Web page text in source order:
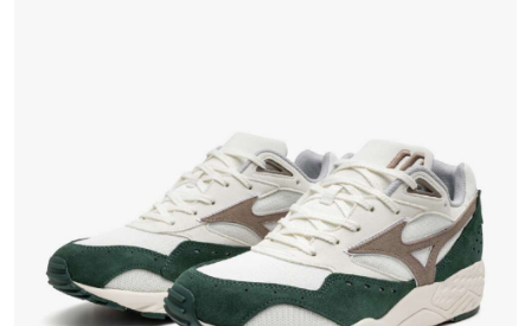
野球
ゴルフ